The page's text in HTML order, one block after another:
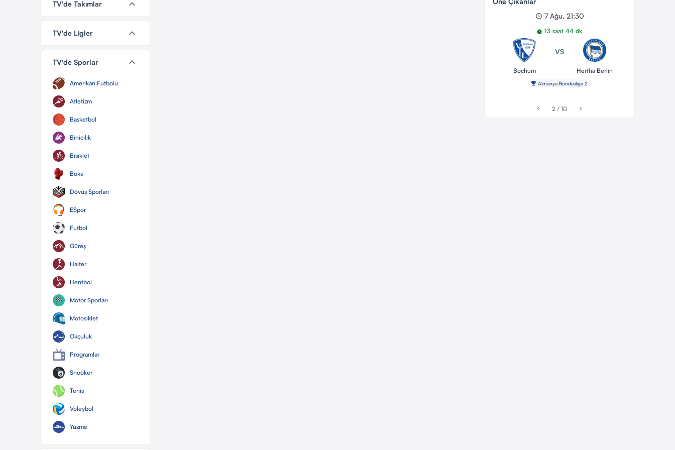
TV'de Takımlar keyboard_arrow_down
TV'de Ligler keyboard_arrow_down
TV'de Sporlar keyboard_arrow_down
Amerikan Futbolu
Atletizm
Basketbol
Binicilik
Bisiklet
Boks
Dövüş Sporları
ESpor
Futbol
Güreş
Halter
Hentbol
Motor Sporları
Motosiklet
Okçuluk
Programlar
Snooker
Tenis
Voleybol
Yüzme
schedule 7 Ağu, 21:30
timer 13 saat 44 dk
Bochum
VS
Hertha Berlin
emoji_events Almanya Bundesliga 2
chevron_left 2 / 10 chevron_right